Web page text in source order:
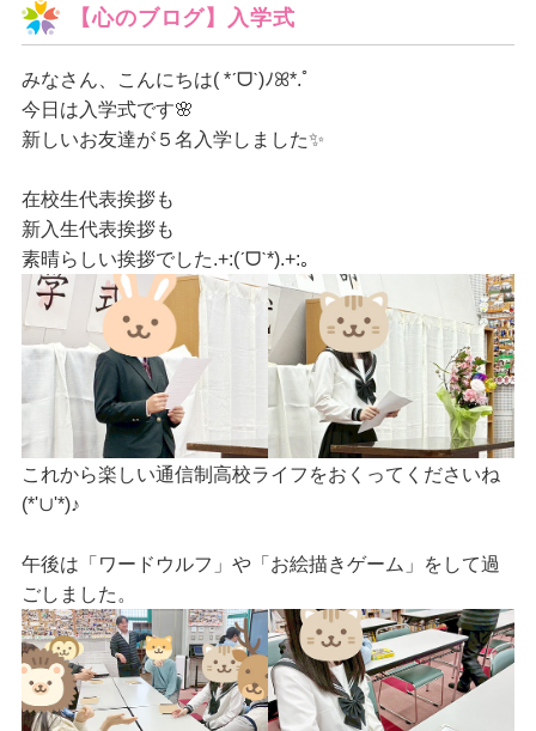
【心のブログ】入学式
みなさん、こんにちは( *ˊᗜˋ)ﾉꕤ*.ﾟ
今日は入学式です🌸
新しいお友達が５名入学しました✨
在校生代表挨拶も
新入生代表挨拶も
素晴らしい挨拶でした.+:(ˊᗜˋ*).+:｡
これから楽しい通信制高校ライフをおくってくださいね
(*'∪'*)♪
午後は「ワードウルフ」や「お絵描きゲーム」をして過
ごしました。